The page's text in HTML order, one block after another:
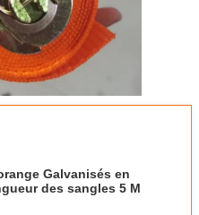
Galvanisés en
des sangles 5 M